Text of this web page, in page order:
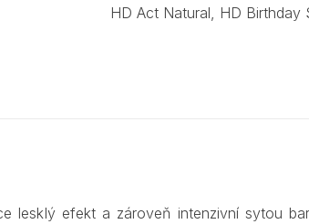
HD Act Natural, HD Birthday
lesklý efekt a zároveň intenzivní sytou